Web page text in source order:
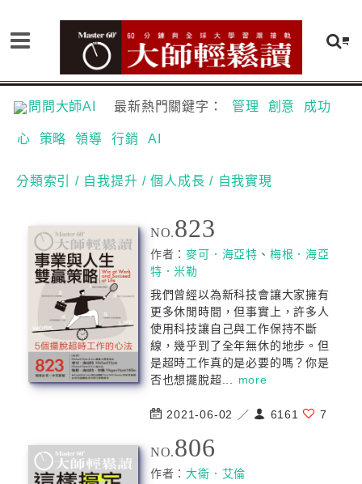
問問大師AI 最新熱門關鍵字： 管理 創意 成功
心 策略 領導 行銷 AI
分類索引 / 自我提升 / 個人成長 / 自我實現
NO.823
作者：麥可．海亞特 、 梅根．海亞
特．米勒
我們曾經以為新科技會讓大家擁有
更多休閒時間，但事實上，許多人
使用科技讓自己與工作保持不斷
線，幾乎到了全年無休的地步。但
是超時工作真的是必要的嗎？你是
否也想擺脫超... more
2021-06-02 ／ 6161 7
NO.806
作者：大衛．艾倫